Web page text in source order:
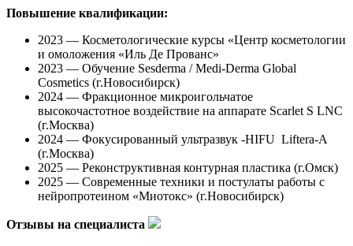
Повышение квалификации:
2023 — Косметологические курсы «Центр косметологии
и омоложения «Иль Де Прованс»
2023 — Обучение Sesderma / Medi-Derma Global
Cosmetics (г.Новосибирск)
2024 — Фракционное микроигольчатое
высокочастотное воздействие на аппарате Scarlet S LNC
(г.Москва)
2024 — Фокусированный ультразвук -HIFU Liftera-A
(г.Москва)
2025 — Реконструктивная контурная пластика (г.Омск)
2025 — Современные техники и постулаты работы с
нейропротеином «Миотокс» (г.Новосибирск)
Отзывы на специалиста